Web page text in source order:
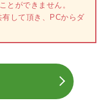
とができません。
して頂き、PCからダ